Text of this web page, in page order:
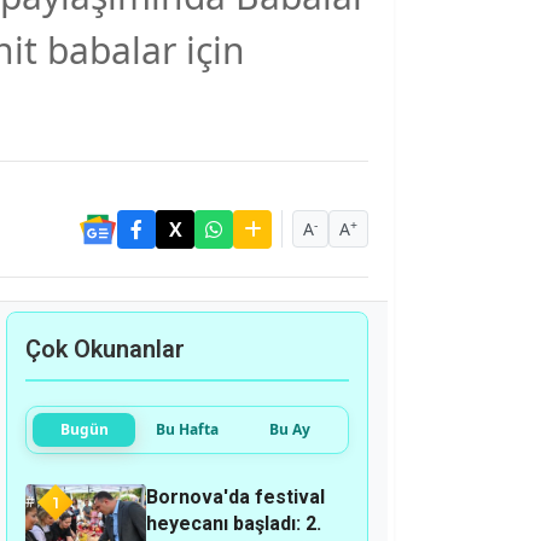
babalar için
A- A+
Çok Okunanlar
Bugün Bu Hafta Bu Ay
1
Bornova'da festival
heyecanı başladı: 2.